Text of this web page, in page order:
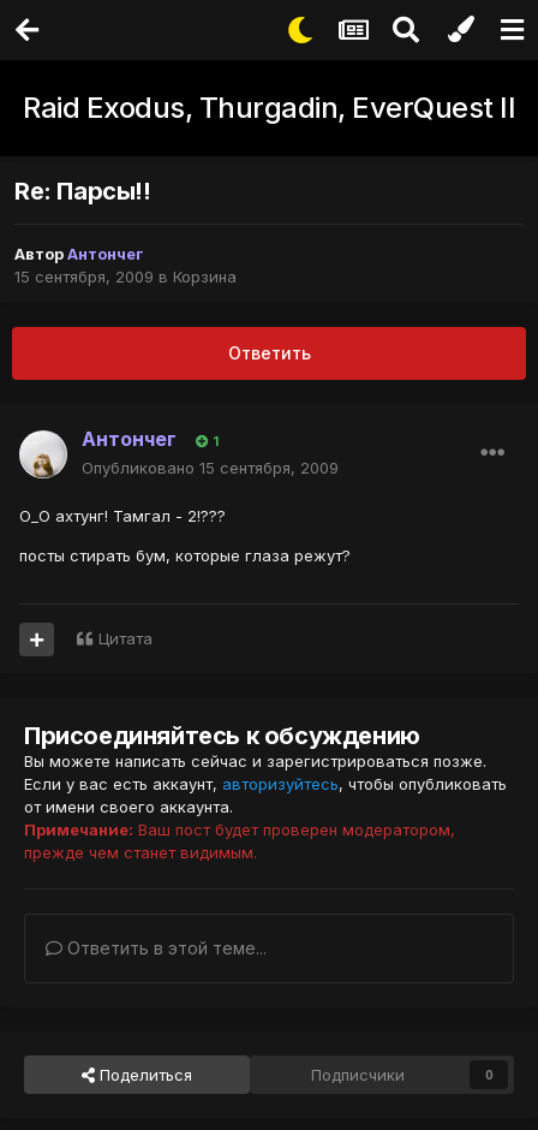
Raid Exodus, Thurgadin, EverQuest II
Re: Парсы!!
АвторАнтончег
15 сентября, 2009 в Корзина
Ответить
Антончег 1
Опубликовано 15 сентября, 2009
О_О ахтунг! Тамгал - 2!???
посты стирать бум, которые глаза режут?
Цитата
Присоединяйтесь к обсуждению
Вы можете написать сейчас и зарегистрироваться позже.
Если у вас есть аккаунт, авторизуйтесь, чтобы опубликовать
от имени своего аккаунта.
Примечание: Ваш пост будет проверен модератором,
прежде чем станет видимым.
Ответить в этой теме...
Поделиться Подписчики 0